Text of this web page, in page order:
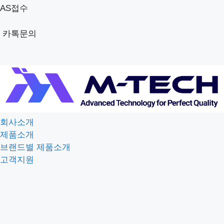
AS접수
카톡문의
회사소개
제품소개
브랜드별 제품소개
고객지원